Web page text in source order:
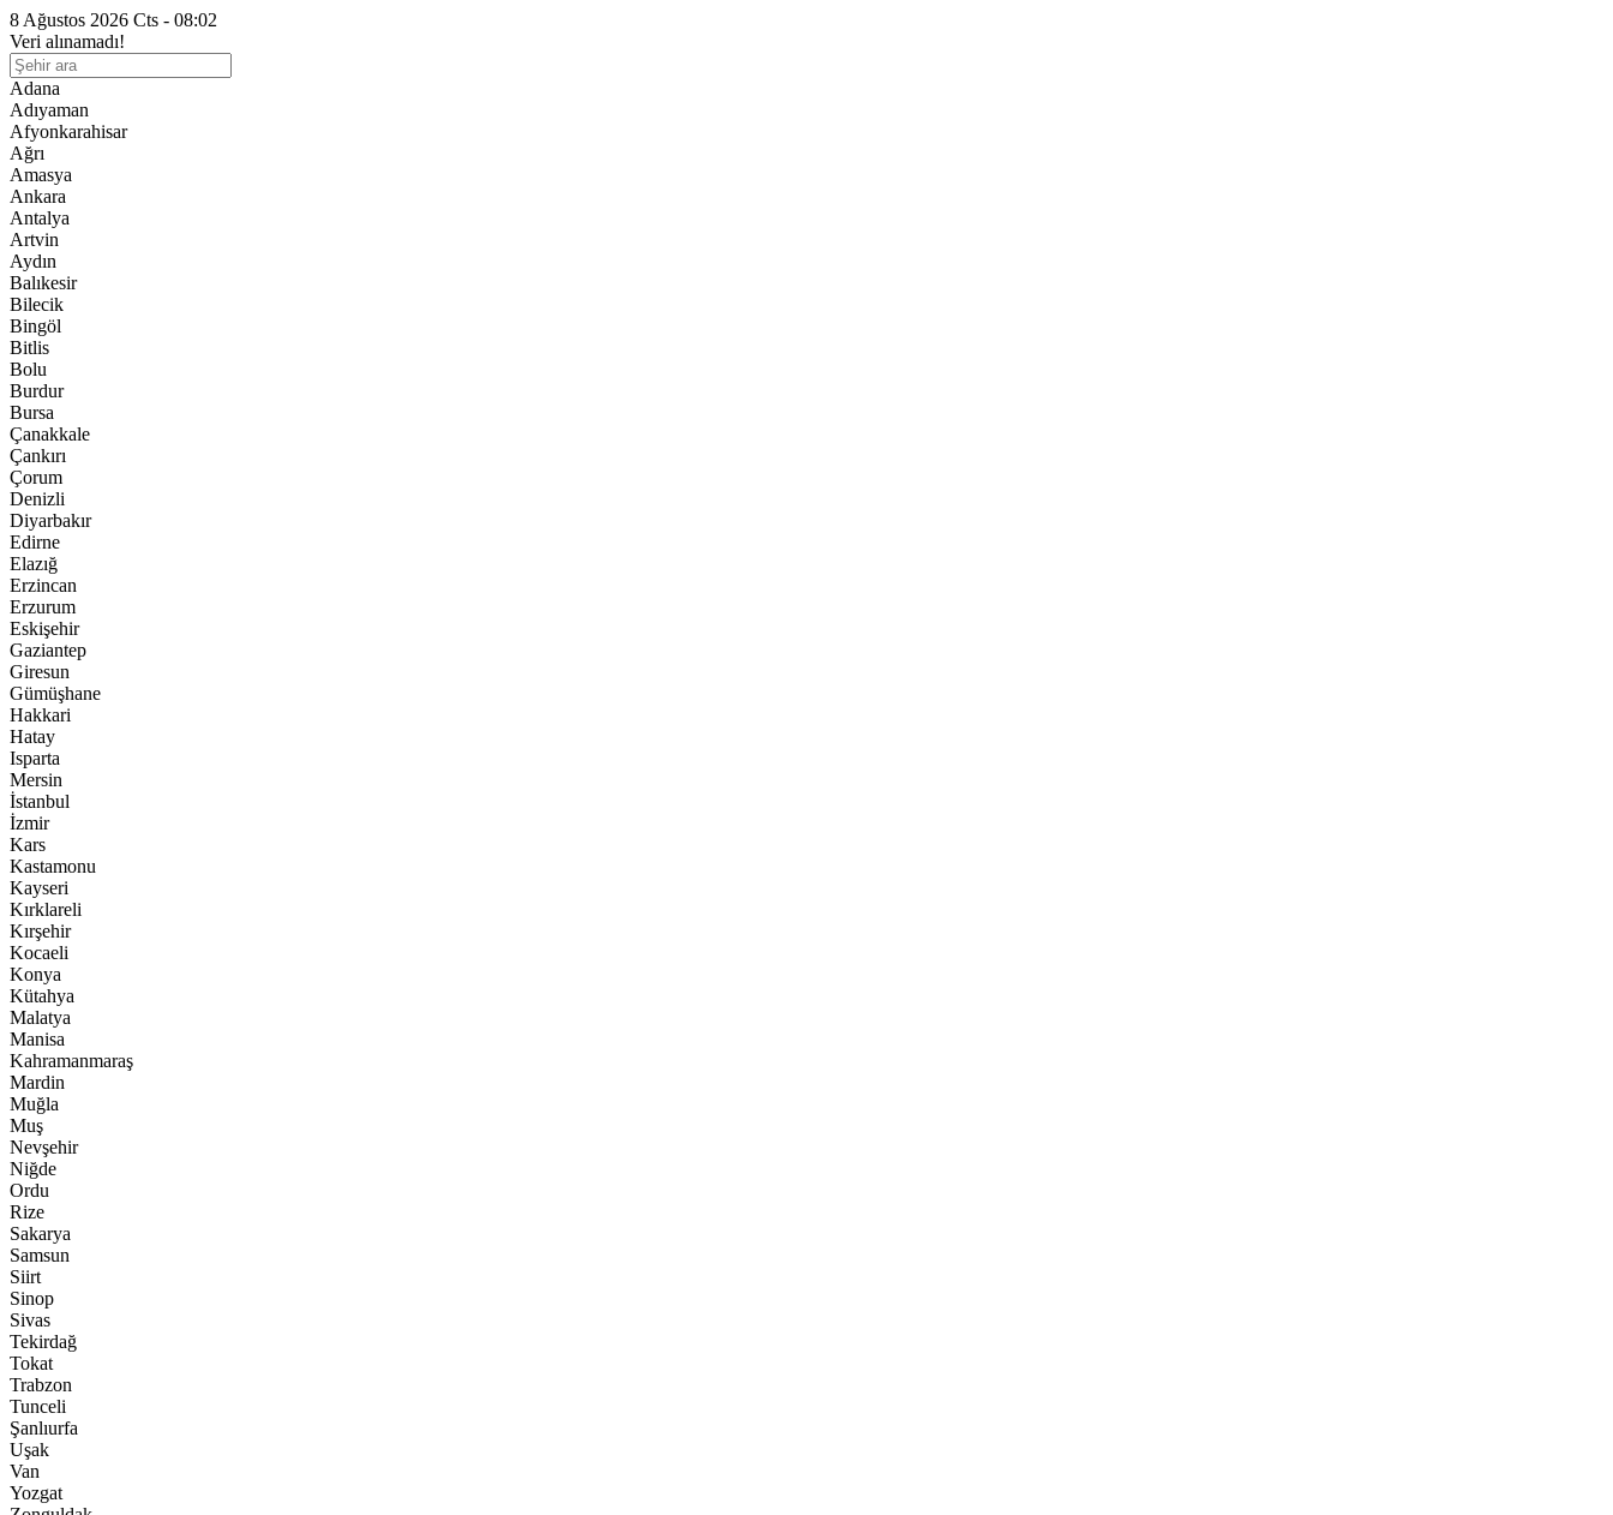
8 Ağustos 2026 Cts - 08:02
Veri alınamadı!
Adana
Adıyaman
Afyonkarahisar
Ağrı
Amasya
Ankara
Antalya
Artvin
Aydın
Balıkesir
Bilecik
Bingöl
Bitlis
Bolu
Burdur
Bursa
Çanakkale
Çankırı
Çorum
Denizli
Diyarbakır
Edirne
Elazığ
Erzincan
Erzurum
Eskişehir
Gaziantep
Giresun
Gümüşhane
Hakkari
Hatay
Isparta
Mersin
İstanbul
İzmir
Kars
Kastamonu
Kayseri
Kırklareli
Kırşehir
Kocaeli
Konya
Kütahya
Malatya
Manisa
Kahramanmaraş
Mardin
Muğla
Muş
Nevşehir
Niğde
Ordu
Rize
Sakarya
Samsun
Siirt
Sinop
Sivas
Tekirdağ
Tokat
Trabzon
Tunceli
Şanlıurfa
Uşak
Van
Yozgat